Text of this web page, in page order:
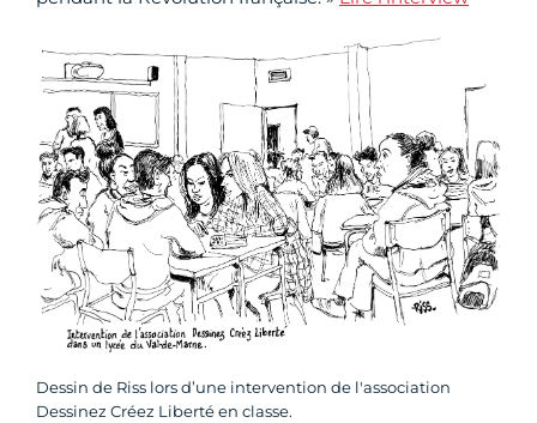
Dessin de Riss lors d’une intervention de l'association
Dessinez Créez Liberté en classe.